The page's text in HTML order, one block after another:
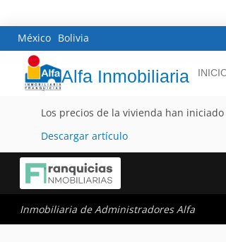
México Bolivia
Alfa Inmobiliaria
Los precios de la vivienda han
Descargar artículo
Inmobiliaria de Administradores Alfa